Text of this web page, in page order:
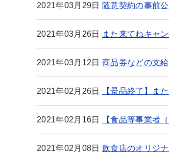
2021年03月29日 随意契約の事前
2021年03月26日 また来てねキャ
2021年03月12日 商品券などの支
2021年02月26日 【景品終了】ま
2021年02月16日 【食品等事業者
2021年02月08日 飲食店のオリジ